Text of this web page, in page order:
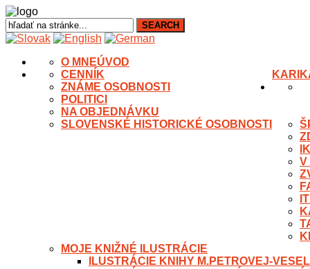
ÚVOD
O MNE
CENNÍK
ZNÁME OSOBNOSTI
POLITICI
NA OBJEDNÁVKU
SLOVENSKÉ HISTORICKÉ OSOBNOSTI
V
MOJE KNIŽNÉ ILUSTRÁCIE
ILUSTRÁCIE KNIHY M.PETROVEJ-